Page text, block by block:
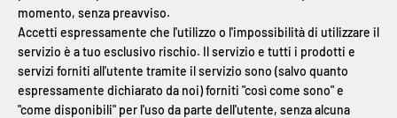
momento, senza preavviso.
Accetti espressamente che l'utilizzo o l'impossibilità di utilizzare il
servizio è a tuo esclusivo rischio. Il servizio e tutti i prodotti e
servizi forniti all'utente tramite il servizio sono (salvo quanto
espressamente dichiarato da noi) forniti "così come sono" e
"come disponibili" per l'uso da parte dell'utente, senza alcuna